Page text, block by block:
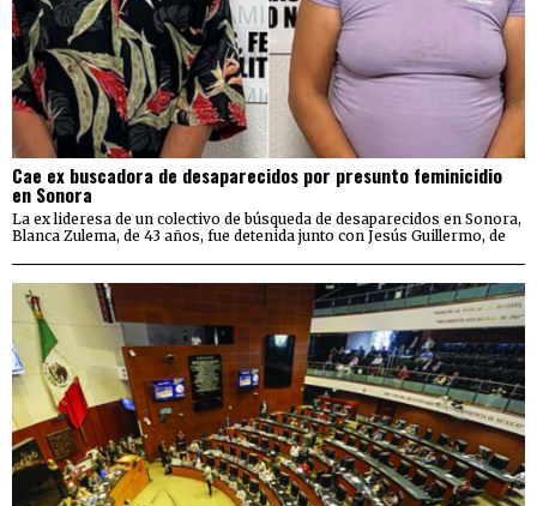
Cae ex buscadora de desaparecidos por presunto feminicidio
en Sonora
La ex lideresa de un colectivo de búsqueda de desaparecidos en Sonora,
Blanca Zulema, de 43 años, fue detenida junto con Jesús Guillermo, de